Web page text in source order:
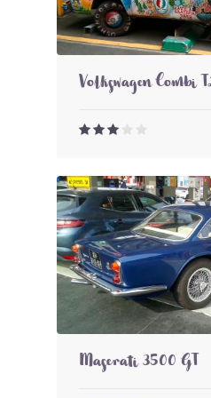
Volkswagen Combi
Maserati 3500 GT